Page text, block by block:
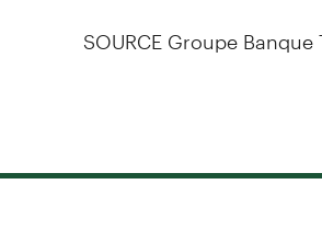
SOURCE Groupe Banque